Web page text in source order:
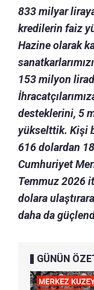
833 milyar
kredilerin faiz
Hazine olarak
153 milyon
desteklerini, 5
yükselttik. Kişi
616 dolardan
Cumhuriyet
Temmuz 2026
dolara
daha da
GÜNÜN